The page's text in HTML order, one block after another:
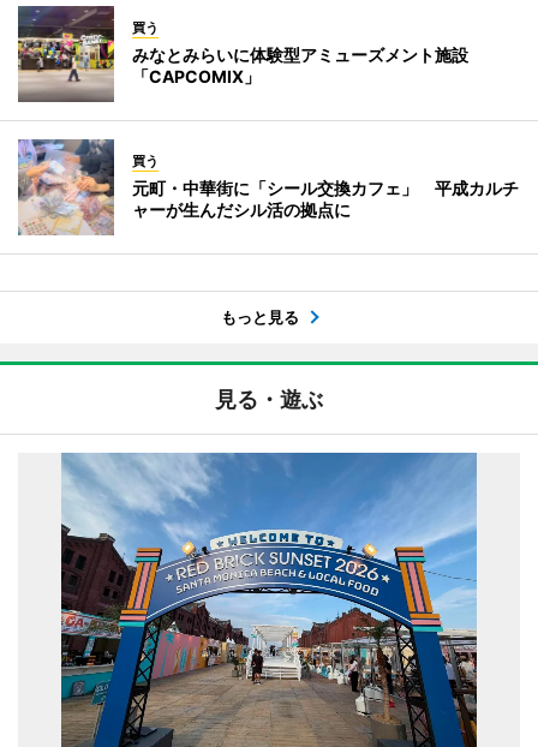
買う
みなとみらいに体験型アミューズメント施設
「CAPCOMIX」
買う
元町・中華街に「シール交換カフェ」 平成カルチ
ャーが生んだシル活の拠点に
もっと見る
見る・遊ぶ